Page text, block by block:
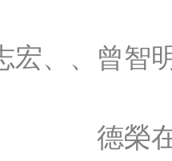
宏、、曾
德榮